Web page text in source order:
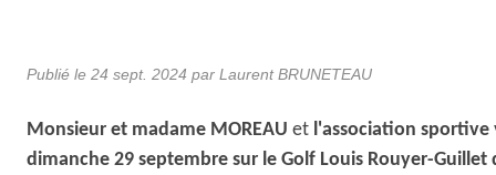
Publié le 24 sept. 2024 par Laurent BRUNETEAU
Monsieur et madame MOREAU et l'association sportive
dimanche 29 septembre sur le Golf Louis Rouyer-Guillet